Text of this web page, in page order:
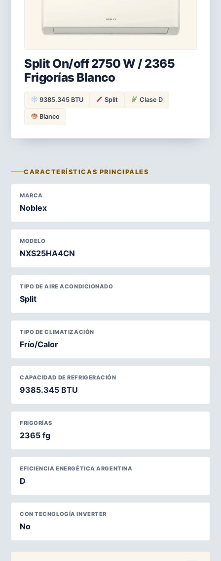
Split On/off 2750 W / 2365
Frigorías Blanco
9385.345 BTU Split Clase D
Blanco
CARACTERÍSTICAS PRINCIPALES
MARCA
Noblex
MODELO
NXS25HA4CN
TIPO DE AIRE ACONDICIONADO
Split
TIPO DE CLIMATIZACIÓN
Frío/Calor
CAPACIDAD DE REFRIGERACIÓN
9385.345 BTU
FRIGORÍAS
2365 fg
EFICIENCIA ENERGÉTICA ARGENTINA
D
CON TECNOLOGÍA INVERTER
No